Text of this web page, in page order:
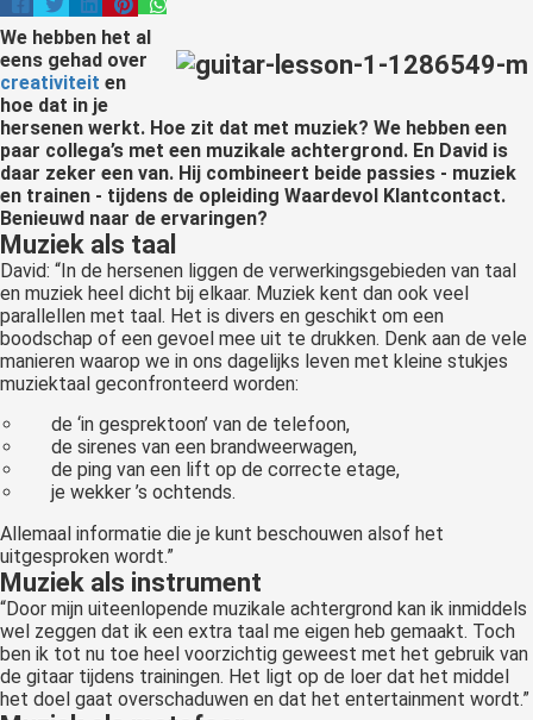
We hebben het al
eens gehad over
creativiteit en
hoe dat in je
hersenen werkt. Hoe zit dat met muziek? We hebben een
paar collega’s met een muzikale achtergrond. En David is
daar zeker een van. Hij combineert beide passies - muziek
en trainen - tijdens de opleiding Waardevol Klantcontact.
Benieuwd naar de ervaringen?
Muziek als taal
David: “In de hersenen liggen de verwerkingsgebieden van taal
en muziek heel dicht bij elkaar. Muziek kent dan ook veel
parallellen met taal. Het is divers en geschikt om een
boodschap of een gevoel mee uit te drukken. Denk aan de vele
manieren waarop we in ons dagelijks leven met kleine stukjes
muziektaal geconfronteerd worden:
de ‘in gesprektoon’ van de telefoon,
de sirenes van een brandweerwagen,
de ping van een lift op de correcte etage,
je wekker ’s ochtends.
Allemaal informatie die je kunt beschouwen alsof het
uitgesproken wordt.”
Muziek als instrument
“Door mijn uiteenlopende muzikale achtergrond kan ik inmiddels
wel zeggen dat ik een extra taal me eigen heb gemaakt. Toch
ben ik tot nu toe heel voorzichtig geweest met het gebruik van
de gitaar tijdens trainingen. Het ligt op de loer dat het middel
het doel gaat overschaduwen en dat het entertainment wordt.”